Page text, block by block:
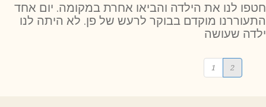
חטפו לנו את הילדה והביאו אחרת במקומה. יום אחד
התעוררנו מוקדם בבוקר לרעש של פן. לא היתה לנו
ילדה שעושה
1 2